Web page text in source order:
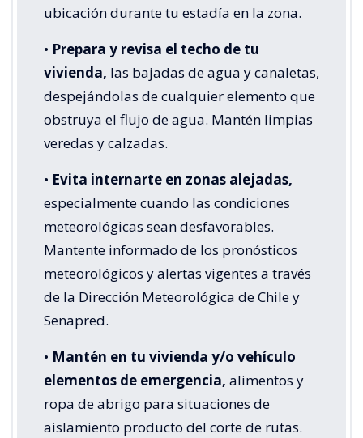
ubicación durante tu estadía en la zona.
• Prepara y revisa el techo de tu
vivienda, las bajadas de agua y canaletas,
despejándolas de cualquier elemento que
obstruya el flujo de agua. Mantén limpias
veredas y calzadas.
• Evita internarte en zonas alejadas,
especialmente cuando las condiciones
meteorológicas sean desfavorables.
Mantente informado de los pronósticos
meteorológicos y alertas vigentes a través
de la Dirección Meteorológica de Chile y
Senapred.
• Mantén en tu vivienda y/o vehículo
elementos de emergencia, alimentos y
ropa de abrigo para situaciones de
aislamiento producto del corte de rutas.